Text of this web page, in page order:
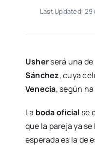
Last Updated: 29
Usherserá una
Sánchez, cuya
Venecia, según
La boda oficial se
que la pareja ya
esperada es la de